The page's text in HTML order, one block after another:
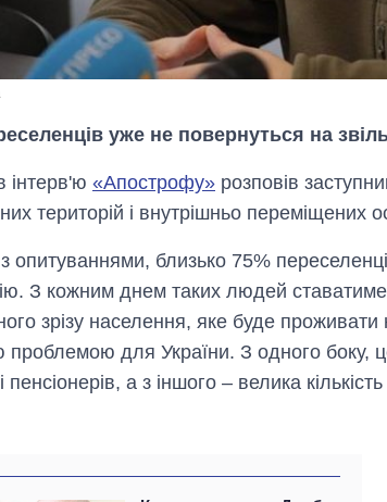
уже не повернуться на
інтерв'ю «Апострофу» розповів
територій і внутрішньо переміщених
опитуваннями, близько 75%
З кожним днем таких людей
зрізу населення, яке буде
проблемою для України. З одного боку,
пенсіонерів, а з іншого – велика